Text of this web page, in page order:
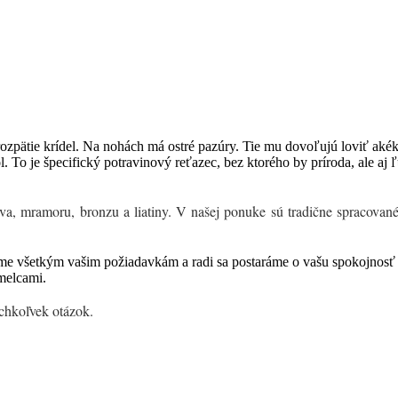
krídel. Na nohách má ostré pazúry. Tie mu dovoľujú loviť
To je špecifický potravinový reťazec, bez ktorého by príroda, ale aj
mramoru, bronzu a liatiny. V našej ponuke sú tradične
všetkým vašim požiadavkám a radi sa postaráme o vašu
otázok.